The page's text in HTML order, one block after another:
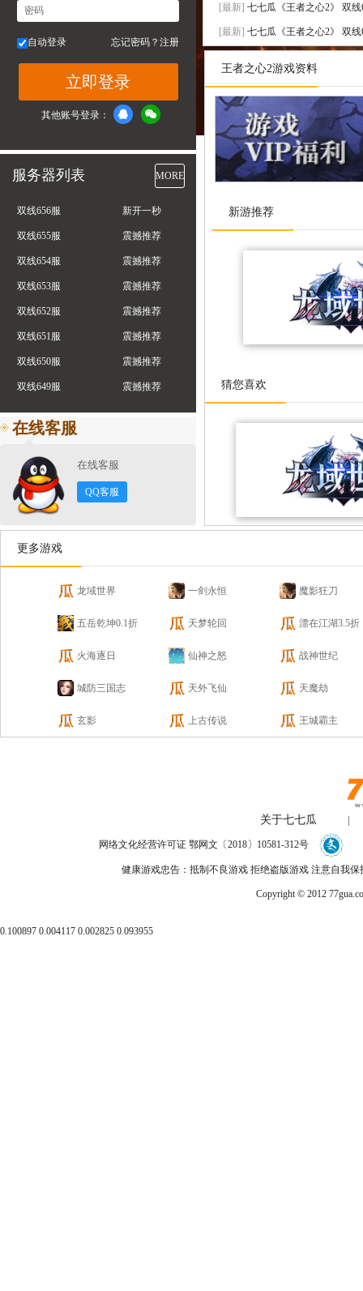
密码
自动登录 注册
忘记密码？
立即登录
其他账号登录：
服务器列表 MORE
双线656服 新开一秒
双线655服 震撼推荐
双线654服 震撼推荐
双线653服 震撼推荐
双线652服 震撼推荐
双线651服 震撼推荐
双线650服 震撼推荐
双线649服 震撼推荐
在线客服
在线客服
QQ客服
[最新] 七七瓜《王者之心2》 双线
[最新] 七七瓜《王者之心2》 双线
[最新] 七七瓜《王者之心2》 双
[最新] 七七瓜《王者之心2》 双线
王者之心2游戏资料
新游推荐
猜您喜欢
更多游戏
龙域世界 一剑永恒 魔影狂刀
五岳乾坤0.1折 天梦轮回 漂在江湖3.5折
火海逐日 仙神之怒 战神世纪
城防三国志 天外飞仙 天魔劫
玄影 上古传说 王城霸主
关于七七瓜
网络文化经营许可证 鄂网文〔2018〕10581-312号
健康游戏忠告：抵制不良游戏 拒绝盗版游戏 注意自我
Copyright © 2012
0.100897 0.004117 0.002825 0.093955